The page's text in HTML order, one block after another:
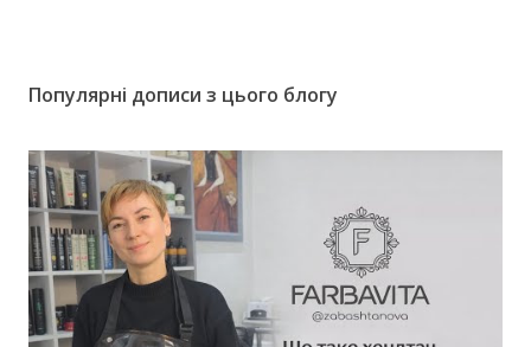
Популярні дописи з цього блогу